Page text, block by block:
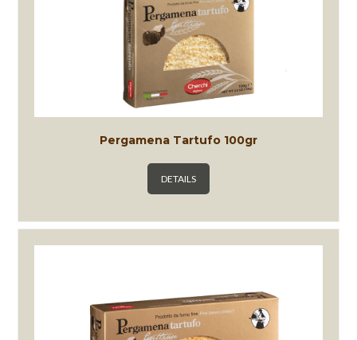
Pergamena Tartufo 100gr
DETAILS